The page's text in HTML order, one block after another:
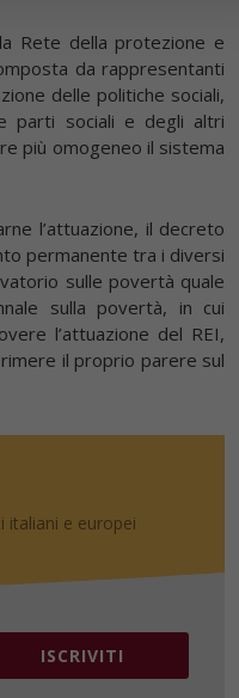
Rete della protezione e
da rappresentanti
delle politiche sociali,
parti sociali e degli altri
più omogeneo il sistema
l’attuazione, il decreto
permanente tra i diversi
sulle povertà quale
sulla povertà, in cui
l’attuazione del REI,
il proprio parere sul
italiani e europei
ISCRIVITI